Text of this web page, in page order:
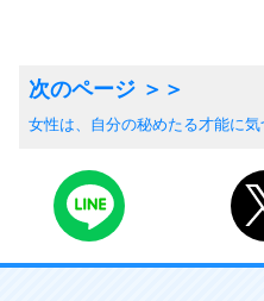
女性は、自分の秘めたる才能に気